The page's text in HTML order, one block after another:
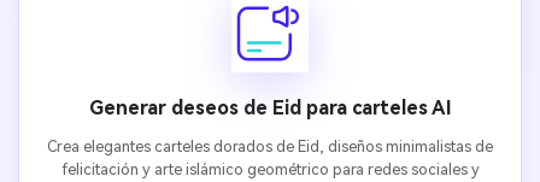
Generar deseos de Eid para carteles AI
Crea elegantes carteles dorados de Eid, diseños minimalistas de
felicitación y arte islámico geométrico para redes sociales y